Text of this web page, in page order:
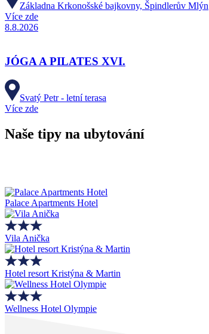
Základna Krkonošské bajkovny, Špindlerův Mlýn
Více zde
8.8.2026
JÓGA A PILATES XVI.
Svatý Petr - letní terasa
Více zde
Naše tipy na ubytování
Palace Apartments Hotel
Vila Anička
Hotel resort Kristýna & Martin
Wellness Hotel Olympie